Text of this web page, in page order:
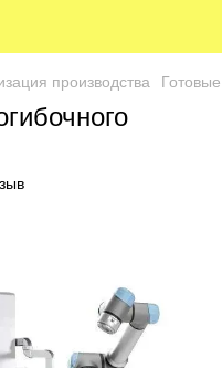
производства